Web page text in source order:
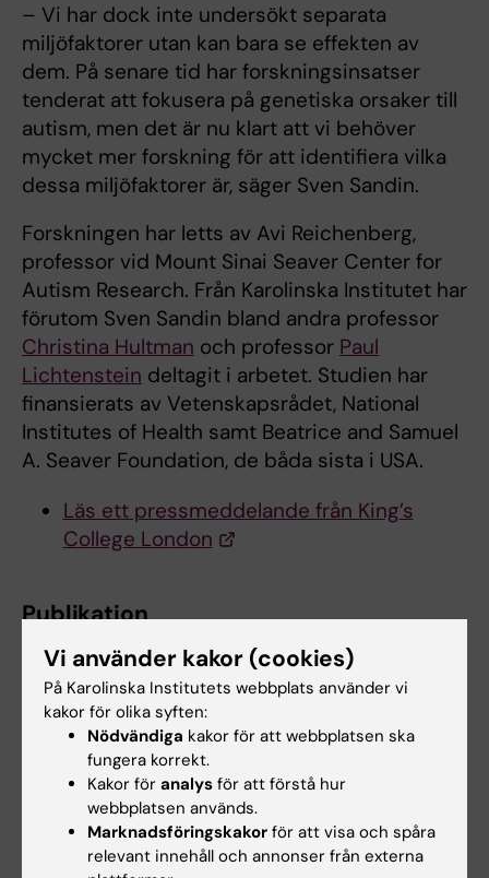
– Vi har dock inte undersökt separata
miljöfaktorer utan kan bara se effekten av
dem. På senare tid har forskningsinsatser
tenderat att fokusera på genetiska orsaker till
autism, men det är nu klart att vi behöver
mycket mer forskning för att identifiera vilka
dessa miljöfaktorer är, säger Sven Sandin.
Forskningen har letts av Avi Reichenberg,
professor vid Mount Sinai Seaver Center for
Autism Research. Från Karolinska Institutet har
förutom Sven Sandin bland andra professor
Christina Hultman och professor Paul
Lichtenstein deltagit i arbetet. Studien har
finansierats av Vetenskapsrådet, National
Institutes of Health samt Beatrice and Samuel
A. Seaver Foundation, de båda sista i USA.
Läs ett pressmeddelande från King’s
College London
Publikation
The Familial Risk of Autism
Sven Sandin, Paul Lichtenstein, Ralf Kuja-
Halkola, Henrik Larsson, Christina M. Hultman,
Abraham Reichenberg
JAMA, online 3 May 2014,
doi:10.1001/jama.2014.4144, 2014;311(17):1770-
Vi använder kakor (cookies)
På Karolinska Institutets webbplats använder vi
kakor för olika syften:
Nödvändiga kakor för att webbplatsen ska
fungera korrekt.
Kakor för analys för att förstå hur
webbplatsen används.
Marknadsföringskakor för att visa och spåra
relevant innehåll och annonser från externa